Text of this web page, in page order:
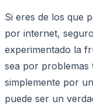
Si eres de los que
por internet,
experimentado la
sea por problemas
simplemente por
puede ser un